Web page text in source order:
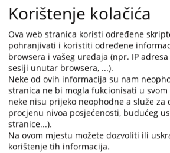
Resetujte lozinku
Znate lozinku?
Korištenje kolačića
Ova web stranica koristi određene
pohranjivati i koristiti određene
browsera i vašeg uređaja (npr. IP
sesiji unutar browsera, ...).
Neke od ovih informacija su nam
stranica ne bi mogla fukcionisati u
neke nisu prijeko neophodne a služe za
procjenu nivoa posjećenosti, budućeg
stranice...).
Na ovom mjestu možete dozvoliti ili
korištenje tih informacija.